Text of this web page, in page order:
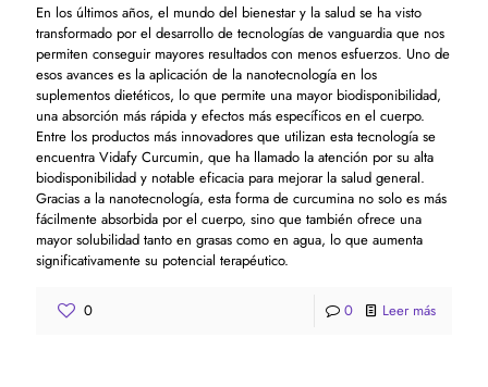
En los últimos años, el mundo del bienestar y la salud se ha visto
transformado por el desarrollo de tecnologías de vanguardia que nos
permiten conseguir mayores resultados con menos esfuerzos. Uno de
esos avances es la aplicación de la nanotecnología en los
suplementos dietéticos, lo que permite una mayor biodisponibilidad,
una absorción más rápida y efectos más específicos en el cuerpo.
Entre los productos más innovadores que utilizan esta tecnología se
encuentra Vidafy Curcumin, que ha llamado la atención por su alta
biodisponibilidad y notable eficacia para mejorar la salud general.
Gracias a la nanotecnología, esta forma de curcumina no solo es más
fácilmente absorbida por el cuerpo, sino que también ofrece una
mayor solubilidad tanto en grasas como en agua, lo que aumenta
significativamente su potencial terapéutico.
0 0 Leer más